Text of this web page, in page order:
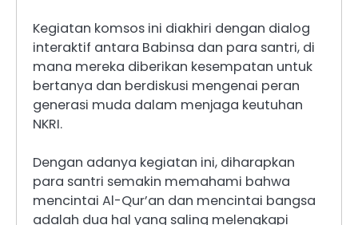
Kegiatan komsos ini diakhiri dengan dialog
interaktif antara Babinsa dan para santri, di
mana mereka diberikan kesempatan untuk
bertanya dan berdiskusi mengenai peran
generasi muda dalam menjaga keutuhan
NKRI.
Dengan adanya kegiatan ini, diharapkan
para santri semakin memahami bahwa
mencintai Al-Qur’an dan mencintai bangsa
adalah dua hal yang saling melengkapi